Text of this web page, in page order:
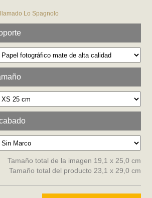
Lo Spagnolo
Tamaño total de la imagen 19,1 x 25,0 cm
Tamaño total del producto 23,1 x 29,0 cm